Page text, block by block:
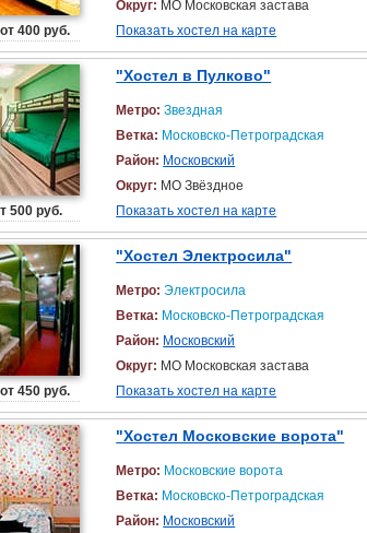
от 400 руб.
Округ: МО Московская застава
Показать хостел на карте
"Хостел в Пулково"
500 руб.
Метро: Звездная
Ветка: Московско-Петроградская
Район: Московский
Округ: МО Звёздное
Показать хостел на карте
"Хостел Электросила"
от 450 руб.
Метро: Электросила
Ветка: Московско-Петроградская
Район: Московский
Округ: МО Московская застава
Показать хостел на карте
"Хостел Московские ворота"
Метро: Московские ворота
Ветка: Московско-Петроградская
Район: Московский